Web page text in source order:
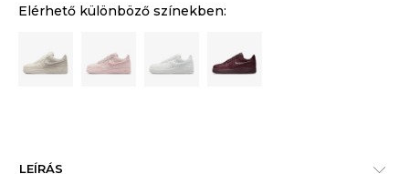
Elérhető különböző színekben:
LEÍRÁS